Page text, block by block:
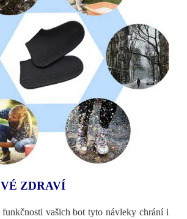
ZDRAVÍ
vašich bot tyto návleky chrání i